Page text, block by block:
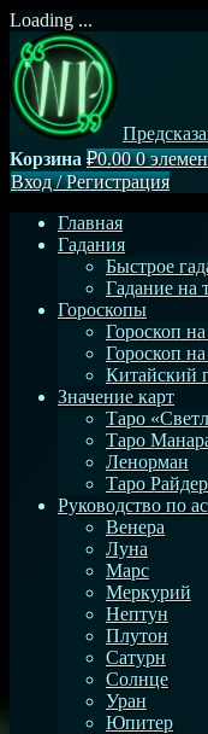
Loading ...
Перейти
к
содержимому
Корзина ₽0.000
Вход/Регистрация
Главная
Гадания
Быстрое
Гадание на
Гороскопы
Гороскоп
Гороскоп
Китайский
Значение карт
Таро
Таро
Ленорман
Таро
Руководство по
Венера
Луна
Марс
Меркурий
Нептун
Плутон
Сатурн
Солнце
Уран
Юпитер